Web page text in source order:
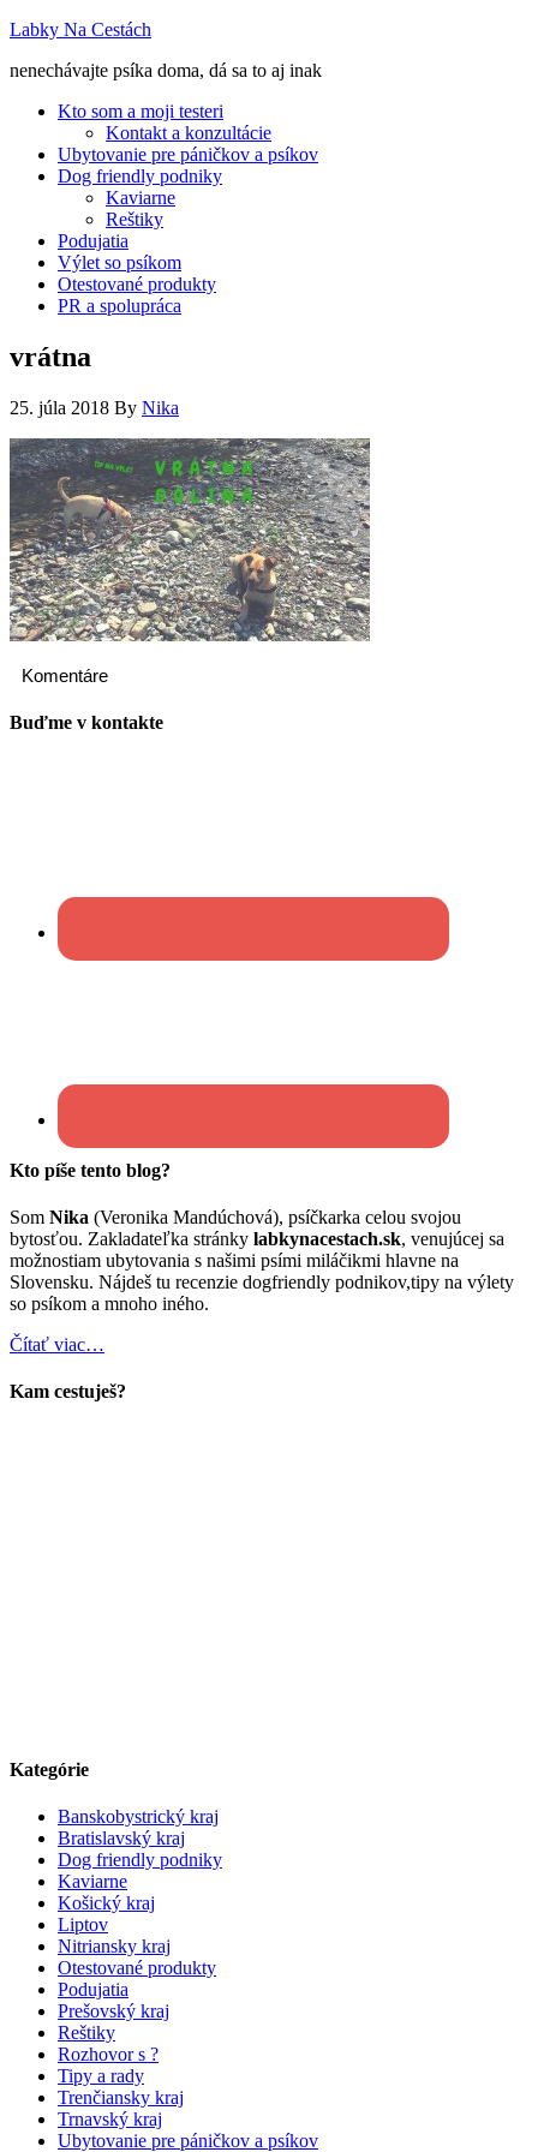
Labky Na Cestách
nenechávajte psíka doma, dá sa to aj inak
Kto som a moji testeri
Kontakt a konzultácie
Ubytovanie pre páničkov a psíkov
Dog friendly podniky
Kaviarne
Reštiky
Podujatia
Výlet so psíkom
Otestované produkty
PR a spolupráca
vrátna
25. júla 2018 By Nika
Komentáre
Buďme v kontakte
Kto píše tento blog?
Som Nika (Veronika Mandúchová), psíčkarka celou svojou
bytosťou. Zakladateľka stránky labkynacestach.sk, venujúcej sa
možnostiam ubytovania s našimi psími miláčikmi hlavne na
Slovensku. Nájdeš tu recenzie dogfriendly podnikov,tipy na výlety
so psíkom a mnoho iného.
Čítať viac…
Kam cestuješ?
Kategórie
Banskobystrický kraj
Bratislavský kraj
Dog friendly podniky
Kaviarne
Košický kraj
Liptov
Nitriansky kraj
Otestované produkty
Podujatia
Prešovský kraj
Reštiky
Rozhovor s ?
Tipy a rady
Trenčiansky kraj
Trnavský kraj
Ubytovanie pre páničkov a psíkov